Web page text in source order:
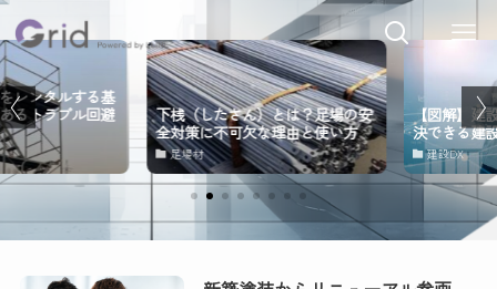
ンタルする基
トラブル回避
下桟（したさん）とは？足場の安
全対策に不可欠な理由と使い方
足場材
【図解】建設
決できる建設
建設DX